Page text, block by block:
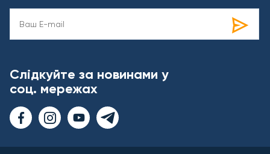
Слідкуйте за новинами у
соц. мережах